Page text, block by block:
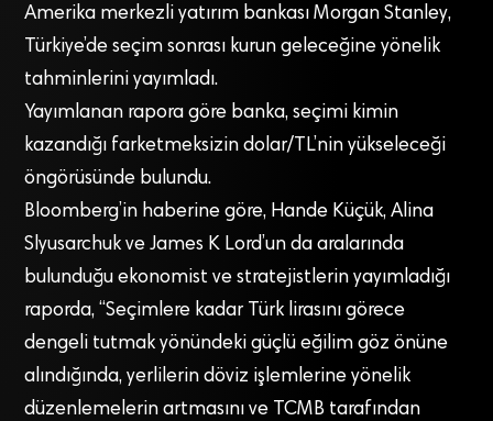
Amerika merkezli yatırım bankası Morgan Stanley,
Türkiye’de seçim sonrası kurun geleceğine yönelik
tahminlerini yayımladı.
Yayımlanan rapora göre banka, seçimi kimin
kazandığı farketmeksizin dolar/TL’nin yükseleceği
öngörüsünde bulundu.
Bloomberg’in haberine göre, Hande Küçük, Alina
Slyusarchuk ve James K Lord’un da aralarında
bulunduğu ekonomist ve stratejistlerin yayımladığı
raporda, “Seçimlere kadar Türk lirasını görece
dengeli tutmak yönündeki güçlü eğilim göz önüne
alındığında, yerlilerin döviz işlemlerine yönelik
düzenlemelerin artmasını ve TCMB tarafından